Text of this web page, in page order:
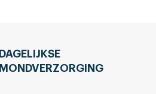
DAGELIJKSE
MONDVERZORGING